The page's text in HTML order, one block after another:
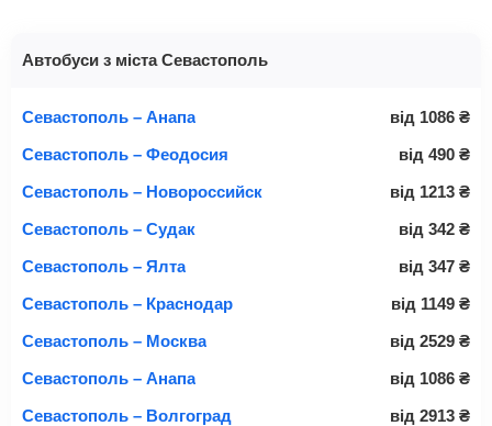
Автобуси з міста Севастополь
Севастополь – Анапа від 1086 ₴
Севастополь – Феодосия
від 490 ₴
Севастополь – Новороссийск
від 1213 ₴
Севастополь – Судак
від 342 ₴
Севастополь – Ялта
від 347 ₴
Севастополь – Краснодар
від 1149 ₴
Севастополь – Москва
від 2529 ₴
Севастополь – Анапа
від 1086 ₴
Севастополь – Волгоград
від 2913 ₴